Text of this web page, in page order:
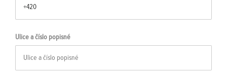
Ulice a číslo popisné